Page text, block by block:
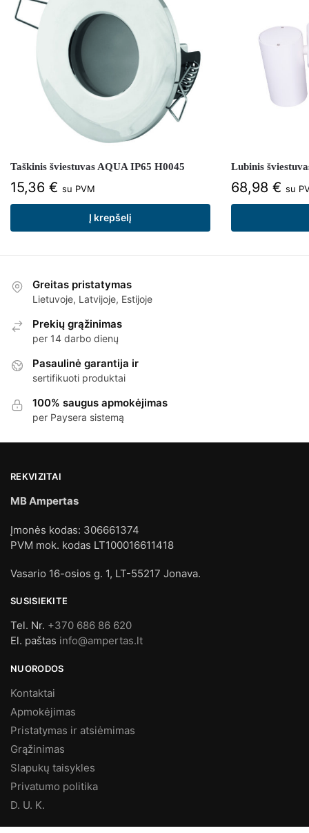
Taškinis šviestuvas AQUA IP65 H0045
15,36 € su PVM
Į krepšelį
Lubinis
68,98 € su
Greitas pristatymas
Lietuvoje, Latvijoje, Estijoje
Prekių grąžinimas
per 14 darbo dienų
Pasaulinė garantija ir
sertifikuoti produktai
100% saugus apmokėjimas
per Paysera sistemą
REKVIZITAI
MB Ampertas
Įmonės kodas: 306661374
PVM mok. kodas LT100016611418
Vasario 16-osios g. 1, LT-55217 Jonava.
SUSISIEKITE
Tel. Nr. +370 686 86 620
El. paštas info@ampertas.lt
NUORODOS
Kontaktai
Apmokėjimas
Pristatymas ir atsiėmimas
Grąžinimas
Slapukų taisykles
Privatumo politika
D. U. K.